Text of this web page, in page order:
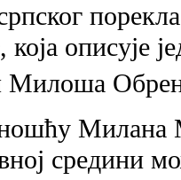
порекла
, која описује
Милоша
Милана
средини